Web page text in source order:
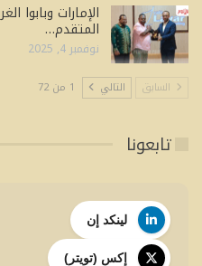
الإمارات وبابوا
المتقدم…
نوفمبر 4, 2025
السابق التالي 1 من 72
تابعونا
لينكد إن
إكس (تويتر)